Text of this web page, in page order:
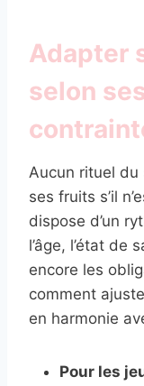
Adapter
selon
Aucun rituel
ses fruits s’il
dispose d’un
l’âge, l’état de
encore les
comment
en harmonie
Pour les